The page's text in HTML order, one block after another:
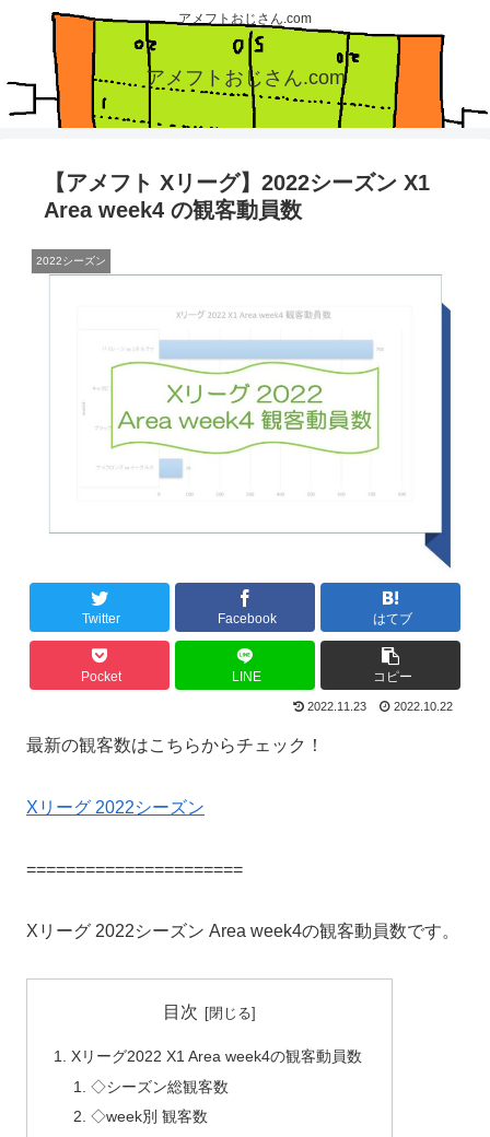
アメフトおじさん.com
アメフトおじさん.com
【アメフト Xリーグ】2022シーズン X1
Area week4 の観客動員数
2022シーズン
Twitter Facebook はてブ
Pocket LINE コピー
2022.11.23 2022.10.22
最新の観客数はこちらからチェック！
Xリーグ 2022シーズン
======================
Xリーグ 2022シーズン Area week4の観客動員数です。
目次
Xリーグ2022 X1 Area week4の観客動員数
◇シーズン総観客数
◇week別 観客数